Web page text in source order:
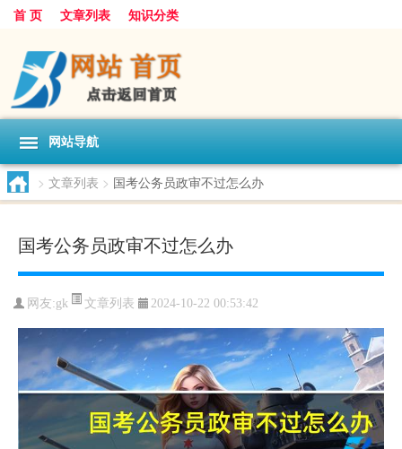
首 页 文章列表 知识分类
网站导航
> 文章列表 > 国考公务员政审不过怎么办
国考公务员政审不过怎么办
网友:gk 文章列表 2024-10-22 00:53:42